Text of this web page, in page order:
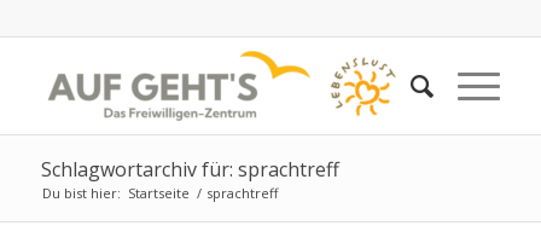
Schlagwortarchiv für: sprachtreff
Du bist hier: Startseite / sprachtreff